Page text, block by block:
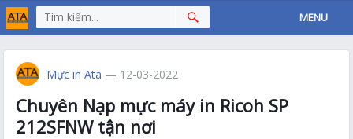
MENU
Mực in Ata — 12-03-2022
Chuyên Nạp mực máy in Ricoh SP
212SFNW tận nơi